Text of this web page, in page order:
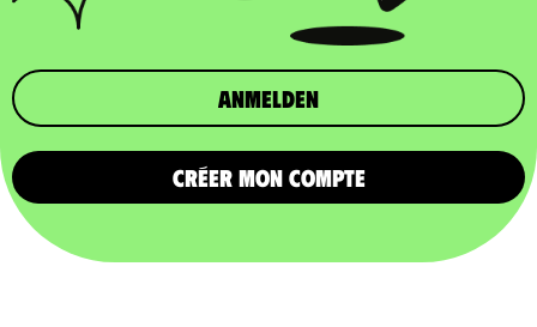
Anmelden
CRÉER MON COMPTE